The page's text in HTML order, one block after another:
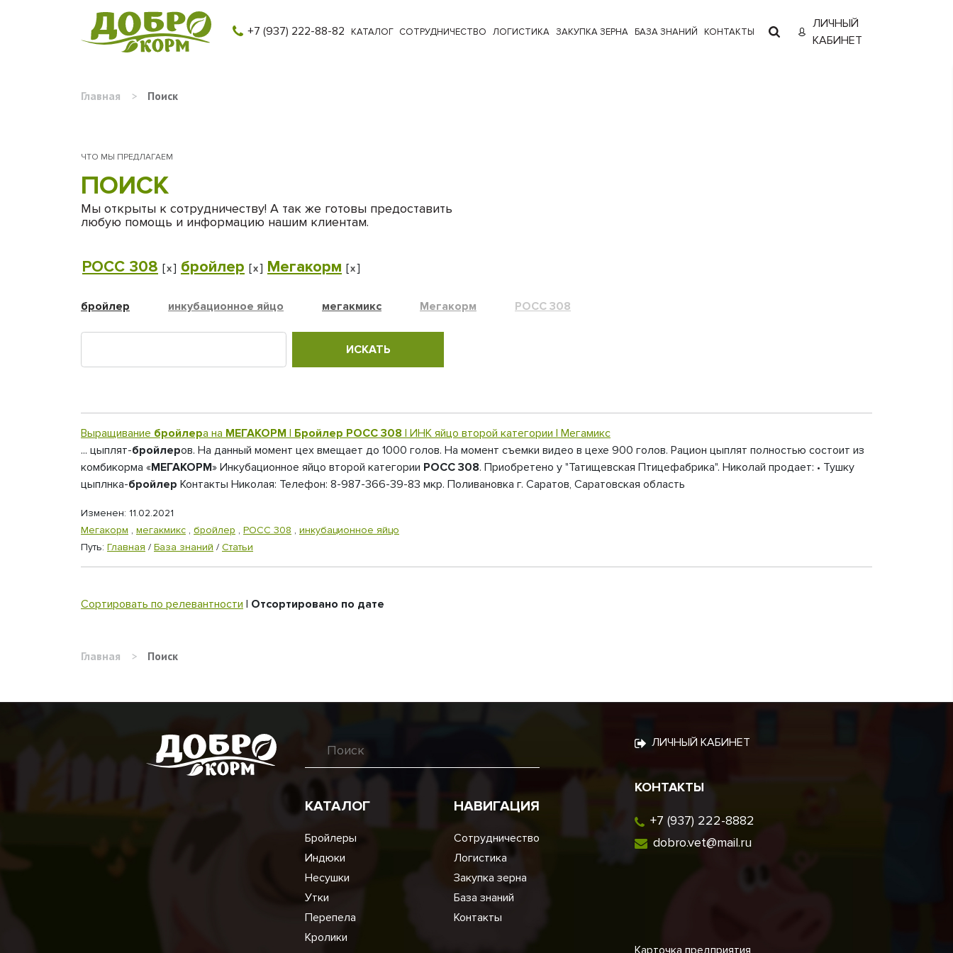
+7 (937) 222-88-82 КАТАЛОГ СОТРУДНИЧЕСТВО ЛОГИСТИКА ЗАКУПКА ЗЕРНА БАЗА ЗНАНИЙ КОНТАКТЫ
ЛИЧНЫЙ
КАБИНЕТ
Главная > Поиск
ЧТО МЫ ПРЕДЛАГАЕМ
ПОИСК
Мы открыты к сотрудничеству! А так же готовы предоставить
любую помощь и информацию нашим клиентам.
РОСС 308 [x] бройлер [x] Мегакорм [x]
бройлер инкубационное яйцо мегакмикс Мегакорм РОСС 308
Выращивание бройлера на МЕГАКОРМ | Бройлер РОСС 308 | ИНК яйцо второй категории | Мегамикс
... цыплят-бройлеров. На данный момент цех вмещает до 1000 голов. На момент съемки видео в цехе 900 голов. Рацион цыплят полностью состоит из
комбикорма «МЕГАКОРМ» Инкубационное яйцо второй категории РОСС 308. Приобретено у "Татищевская Птицефабрика". Николай продает: • Тушку
цыплнка-бройлер Контакты Николая: Телефон: 8-987-366-39-83 мкр. Поливановка г. Саратов, Саратовская область
Изменен: 11.02.2021
Мегакорм , мегакмикс , бройлер , РОСС 308 , инкубационное яйцо
Путь: Главная / База знаний / Статьи
Сортировать по релевантности | Отсортировано по дате
Главная > Поиск
КАТАЛОГ
Бройлеры
Индюки
Несушки
Утки
Перепела
Кролики
НАВИГАЦИЯ
Сотрудничество
Логистика
Закупка зерна
База знаний
Контакты
ЛИЧНЫЙ КАБИНЕТ
КОНТАКТЫ
+7 (937) 222-8882
dobro.vet@mail.ru
Карточка предприятия